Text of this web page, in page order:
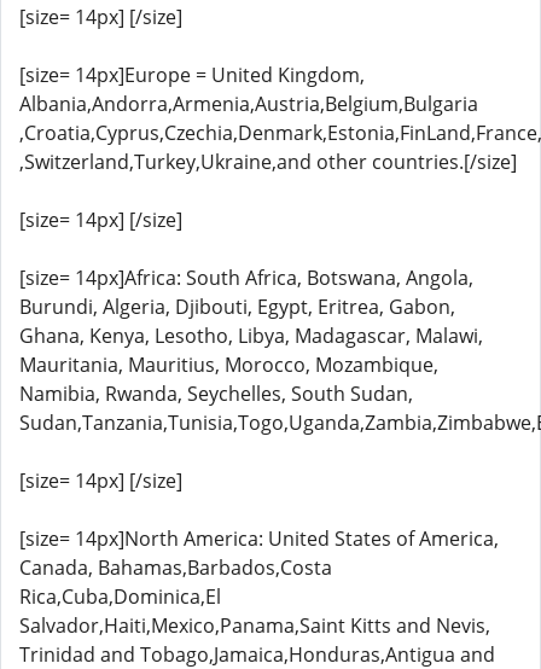
[size= 14px] [/size]
[size= 14px]Europe = United Kingdom,
Albania,Andorra,Armenia,Austria,Belgium,Bulgaria
,Switzerland,Turkey,Ukraine,and other countries.[/size]
[size= 14px] [/size]
[size= 14px]Africa: South Africa, Botswana, Angola,
Burundi, Algeria, Djibouti, Egypt, Eritrea, Gabon,
Ghana, Kenya, Lesotho, Libya, Madagascar, Malawi,
Mauritania, Mauritius, Morocco, Mozambique,
Namibia, Rwanda, Seychelles, South Sudan,
[size= 14px] [/size]
[size= 14px]North America: United States of America,
Canada, Bahamas,Barbados,Costa
Rica,Cuba,Dominica,El
Salvador,Haiti,Mexico,Panama,Saint Kitts and Nevis,
Trinidad and Tobago,Jamaica,Honduras,Antigua and